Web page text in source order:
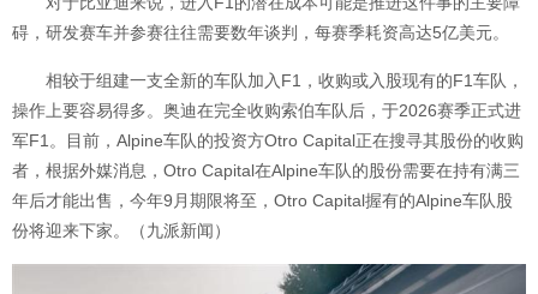
碍，研发赛车并参赛往往需要数年谈判，每赛季耗资高达5亿美元。
相较于组建一支全新的车队加入F1，收购或入股现有的F1车队，
操作上要容易得多。奥迪在完全收购索伯车队后，于2026赛季正式进
军F1。目前，Alpine车队的投资方Otro Capital正在搜寻其股份的收购
者，根据外媒消息，Otro Capital在Alpine车队的股份需要在持有满三
年后才能出售，今年9月期限将至，Otro Capital握有的Alpine车队股
份将迎来下家。（九派新闻）